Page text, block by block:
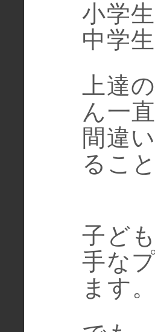
小学
中学
上達
ん一
間違
るこ
子ど
手な
ます。